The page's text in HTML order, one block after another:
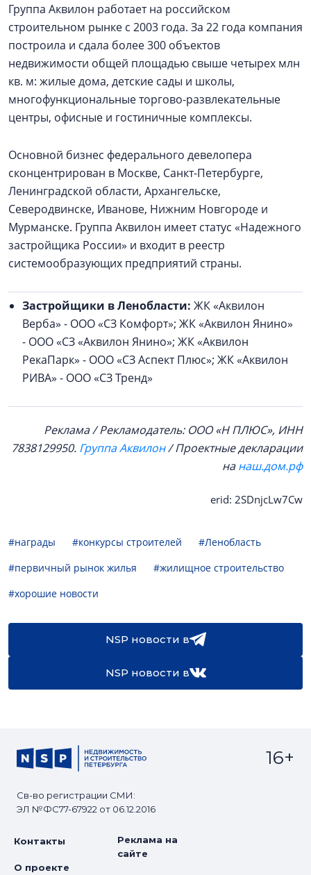
Группа Аквилон работает на российском
строительном рынке с 2003 года. За 22 года компания
построила и сдала более 300 объектов
недвижимости общей площадью свыше четырех млн
кв. м: жилые дома, детские сады и школы,
многофункциональные торгово-развлекательные
центры, офисные и гостиничные комплексы.
Основной бизнес федерального девелопера
сконцентрирован в Москве, Санкт-Петербурге,
Ленинградской области, Архангельске,
Северодвинске, Иванове, Нижним Новгороде и
Мурманске. Группа Аквилон имеет статус «Надежного
застройщика России» и входит в реестр
системообразующих предприятий страны.
Застройщики в Ленобласти: ЖК «Аквилон
Верба» - ООО «СЗ Комфорт»; ЖК «Аквилон Янино»
- ООО «СЗ «Аквилон Янино»; ЖК «Аквилон
РекаПарк» - ООО «СЗ Аспект Плюс»; ЖК «Аквилон
РИВА» - ООО «СЗ Тренд»
Реклама / Рекламодатель: ООО «Н ПЛЮС», ИНН
7838129950. Группа Аквилон/ Проектные декларации
нанаш.дом.рф
erid: 2SDnjcLw7Cw
#награды #конкурсы строителей
#Ленобласть
#первичный рынок жилья
#жилищное строительство
#хорошие новости
NSP новости в
NSP новости в
Св-во регистрации СМИ:
ЭЛ №ФС77-67922 от 06.12.2016
16+
Контакты
О проекте
Реклама на
сайте